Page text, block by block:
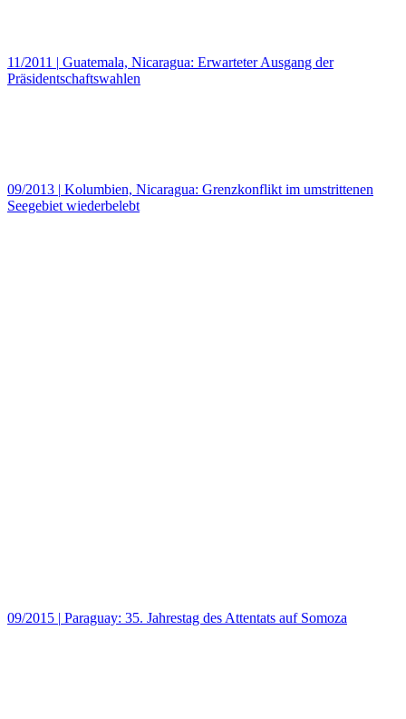
11/2011 | Guatemala, Nicaragua: Erwarteter Ausgang der
Präsidentschaftswahlen
09/2013 | Kolumbien, Nicaragua: Grenzkonflikt im umstrittenen
Seegebiet wiederbelebt
09/2015 | Paraguay: 35. Jahrestag des Attentats auf Somoza